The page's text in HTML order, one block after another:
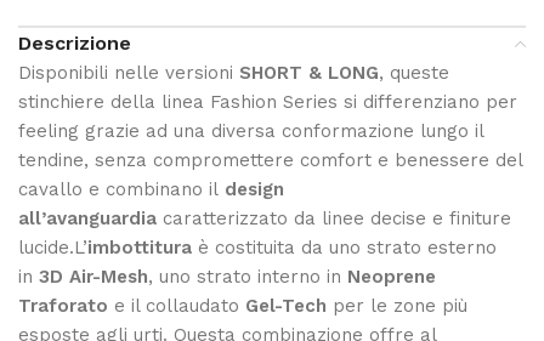
Descrizione
Disponibili nelle versioni SHORT & LONG, queste
stinchiere della linea Fashion Series si differenziano per
feeling grazie ad una diversa conformazione lungo il
tendine, senza compromettere comfort e benessere del
cavallo e combinano il design
all’avanguardia caratterizzato da linee decise e finiture
lucide.L’imbottitura è costituita da uno strato esterno
in 3D Air-Mesh, uno strato interno in Neoprene
Traforato e il collaudato Gel-Tech per le zone più
esposte agli urti. Questa combinazione offre al